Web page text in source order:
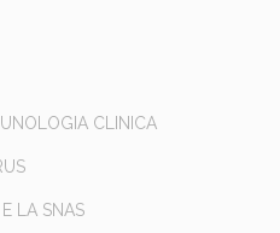
CLINICA
LA SNAS